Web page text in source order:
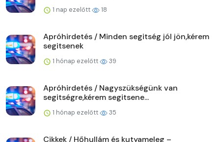
1 nap ezelőtt 18
Apróhirdetés / Minden segitség jól jön,kérem
segitsenek
1 hónap ezelőtt 39
Apróhirdetés / Nagyszükségünk van
segitségre,kérem segitsene...
1 hónap ezelőtt 35
Cikkek / Hőhullám és kutyameleg –